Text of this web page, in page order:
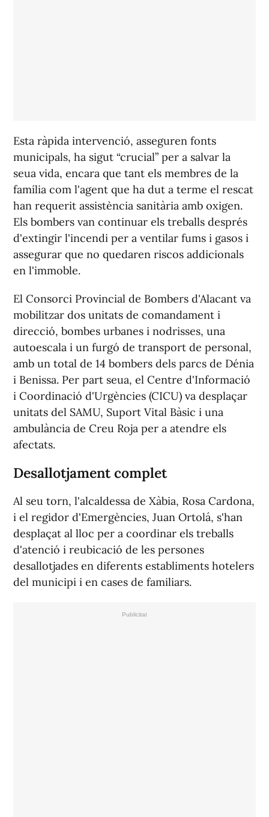
Esta ràpida intervenció, asseguren fonts
municipals, ha sigut “crucial” per a salvar la
seua vida, encara que tant els membres de la
família com l'agent que ha dut a terme el rescat
han requerit assistència sanitària amb oxigen.
Els bombers van continuar els treballs després
d'extingir l'incendi per a ventilar fums i gasos i
assegurar que no quedaren riscos addicionals
en l'immoble.
El Consorci Provincial de Bombers d'Alacant va
mobilitzar dos unitats de comandament i
direcció, bombes urbanes i nodrisses, una
autoescala i un furgó de transport de personal,
amb un total de 14 bombers dels parcs de Dénia
i Benissa. Per part seua, el Centre d'Informació
i Coordinació d'Urgències (CICU) va desplaçar
unitats del SAMU, Suport Vital Bàsic i una
ambulància de Creu Roja per a atendre els
afectats.
Desallotjament complet
Al seu torn, l'alcaldessa de Xàbia, Rosa Cardona,
i el regidor d'Emergències, Juan Ortolá, s'han
desplaçat al lloc per a coordinar els treballs
d'atenció i reubicació de les persones
desallotjades en diferents establiments hotelers
del municipi i en cases de familiars.